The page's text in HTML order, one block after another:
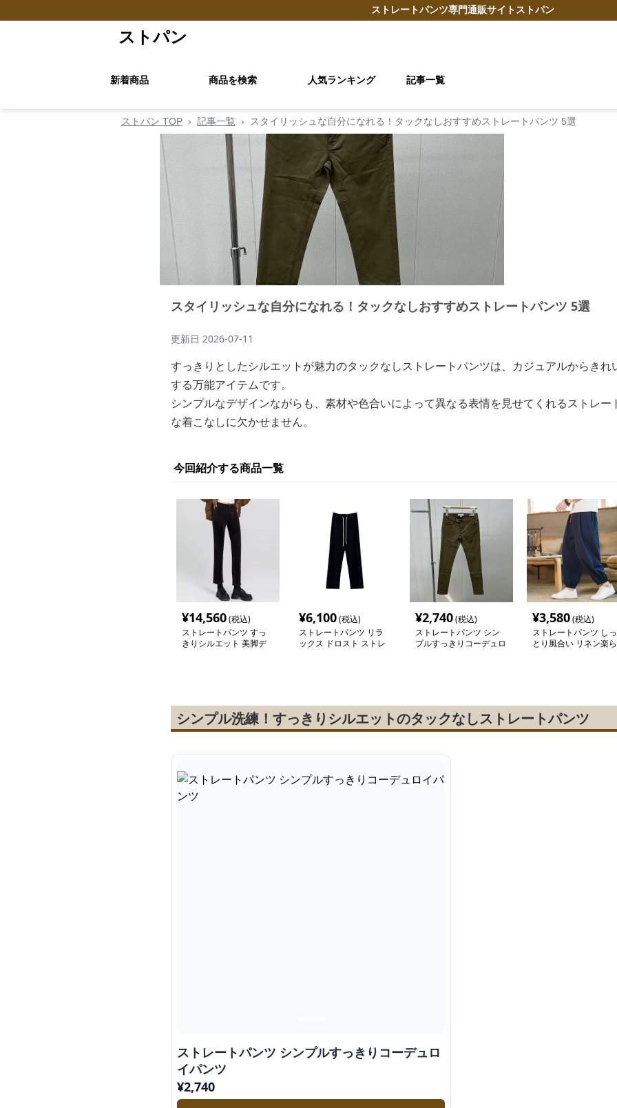
ストレートパンツ専門通販サイト ストパン
ストパン
新着商品 商品を検索 人気ランキング 記事一覧
ストパン TOP › 記事一覧 › スタイリッシュな自分になれる！タックなしおすすめストレートパンツ 5選
スタイリッシュな自分になれる！タックなしおすすめストレートパンツ 5選
更新日 2026-07-11
すっきりとしたシルエットが魅力のタックなしストレートパンツは、カジュアルからき
する万能アイテムです。
シンプルなデザインながらも、素材や色合いによって異なる表情を見せてくれるストレ
な着こなしに欠かせません。
今回紹介する商品一覧
¥14,560(税込)
ストレートパンツ すっ
きりシルエット 美脚デ
¥6,100(税込)
ストレートパンツ リラ
ックス ドロスト ストレ
¥2,740(税込)
ストレートパンツ シン
プルすっきりコーデュロ
¥3,580(税込)
ストレートパンツ しっ
とり風合い リネン楽ら
シンプル洗練！すっきりシルエットのタックなしストレートパンツ
ストレートパンツ シンプルすっきりコーデュロ
イパンツ
¥2,740